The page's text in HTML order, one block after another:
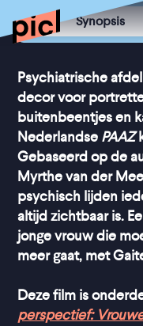
Synopsis
Psychiatrische
decor voor
buitenbeentjes en
Nederlandse PAAZ
Gebaseerd op de
Myrthe van der
psychisch lijden
altijd zichtbaar is.
jonge vrouw die
meer gaat, met
Deze film is
perspectief: